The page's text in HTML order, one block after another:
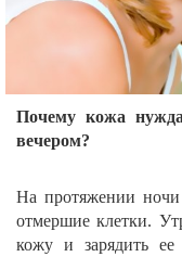
Почему кожа
вечером?
На протяжении
отмершие клетки.
кожу и зарядить